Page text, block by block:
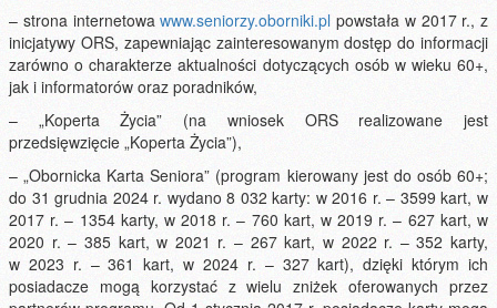
– strona internetowawww.seniorzy.oborniki.pl powstała w 2017 r., z
inicjatywy ORS, zapewniając zainteresowanym dostęp do informacji
zarówno o charakterze aktualności dotyczących osób w wieku 60+,
jak i informatorów oraz poradników,
– „Koperta Życia” (na wniosek ORS realizowane jest
przedsięwzięcie „Koperta Życia”),
– „Obornicka Karta Seniora” (program kierowany jest do osób 60+;
do 31 grudnia 2024 r. wydano 8 032 karty: w 2016 r. – 3599 kart, w
2017 r. – 1354 karty, w 2018 r. – 760 kart, w 2019 r. – 627 kart, w
2020 r. – 385 kart, w 2021 r. – 267 kart, w 2022 r. – 352 karty,
w 2023 r. – 361 kart, w 2024 r. – 327 kart), dzięki którym ich
posiadacze mogą korzystać z wielu zniżek oferowanych przez